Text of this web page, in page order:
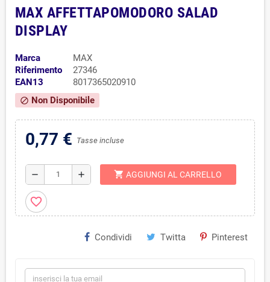
MAX AFFETTAPOMODORO SALAD
DISPLAY
Marca
MAX
Riferimento
27346
EAN13
8017365020910
block Non Disponibile
0,77 € Tasse incluse
remove add shopping_cart AGGIUNGI AL CARRELLO
favorite_border
Condividi Twitta Pinterest